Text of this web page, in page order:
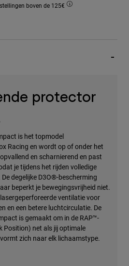
boven de 125€
protector
is het topmodel
Racing en wordt op of onder het
en scharnierend en past
je tijdens het rijden volledige
degelijke D3O®-bescherming
beperkt je bewegingsvrijheid niet.
ventilatie voor
en een betere luchtcirculatie. De
is gemaakt om in de RAP™-
Position) net als jij optimale
zich naar elk lichaamstype.